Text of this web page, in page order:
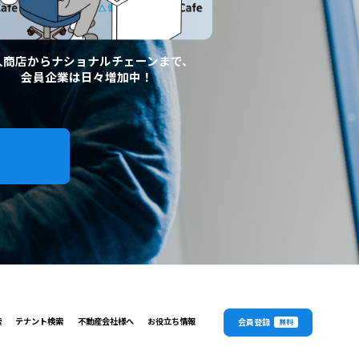
店からナショナルチェーンまで、
会員企業は日々増加中！
テナント検索 不動産会社様へ お役立ち情報 会員登録 無料